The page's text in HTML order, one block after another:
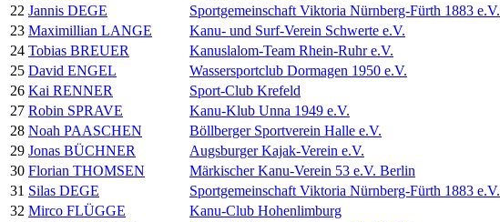
22 Jannis DEGE Sportgemeinschaft Viktoria Nürnberg-Fürth 1883 e.V.
23 Maximillian LANGE Kanu- und Surf-Verein Schwerte e.V.
24 Tobias BREUER Kanuslalom-Team Rhein-Ruhr e.V.
25 David ENGEL Wassersportclub Dormagen 1950 e.V.
26 Kai RENNER Sport-Club Krefeld
27 Robin SPRAVE Kanu-Klub Unna 1949 e.V.
28 Noah PAASCHEN Böllberger Sportverein Halle e.V.
29 Jonas BÜCHNER Augsburger Kajak-Verein e.V.
30 Florian THOMSEN Märkischer Kanu-Verein 53 e.V. Berlin
31 Silas DEGE Sportgemeinschaft Viktoria Nürnberg-Fürth 1883 e.V.
32 Mirco FLÜGGE Kanu-Club Hohenlimburg